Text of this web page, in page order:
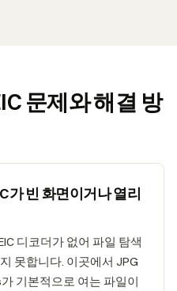
문제와 해결 방
가 빈 화면이거나 열리
디코더가 없어 파일 탐색
못합니다. 이곳에서 JPG
기본적으로 여는 파일이